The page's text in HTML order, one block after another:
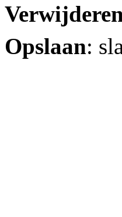
Opslaan: